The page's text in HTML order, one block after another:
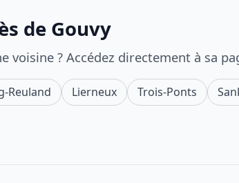
de Gouvy
voisine ? Accédez directement à sa
Reuland Lierneux Trois-Ponts